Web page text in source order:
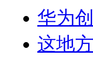
华为
这地